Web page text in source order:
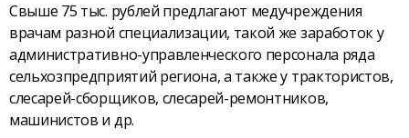
Свыше 75 тыс. рублей предлагают медучреждения
врачам разной специализации, такой же заработок у
административно-управленческого персонала ряда
сельхозпредприятий региона, а также у трактористов,
слесарей-сборщиков, слесарей-ремонтников,
машинистов и др.